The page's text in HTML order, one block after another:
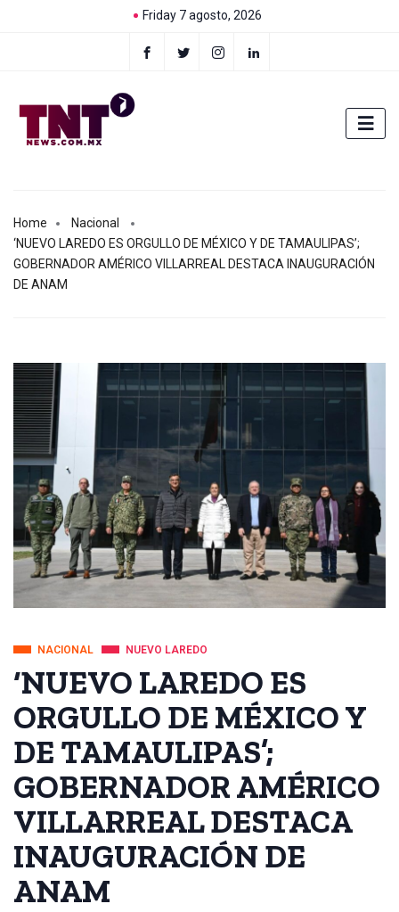
Friday 7 agosto, 2026
Home
Nacional
‘NUEVO LAREDO ES ORGULLO DE MÉXICO Y DE TAMAULIPAS’;
GOBERNADOR AMÉRICO VILLARREAL DESTACA INAUGURACIÓN
DE ANAM
NACIONAL NUEVO LAREDO
‘NUEVO LAREDO ES
ORGULLO DE MÉXICO Y
DE TAMAULIPAS’;
GOBERNADOR AMÉRICO
VILLARREAL DESTACA
INAUGURACIÓN DE
ANAM